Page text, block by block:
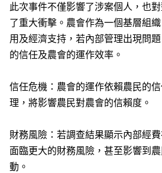
此次事件不僅影響了涉案個人，也
了重大衝擊。農會作為一個基層組
用及經濟支持，若內部管理出現問
的信任及農會的運作效率。
信任危機：農會的運作依賴農民的
理，將影響農民對農會的信賴度。
財務風險：若調查結果顯示內部經
面臨更大的財務風險，甚至影響到
動。